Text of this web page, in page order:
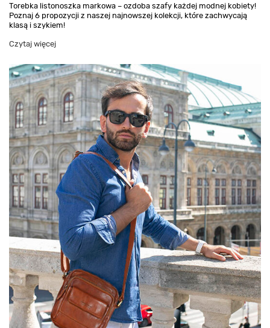
Torebka listonoszka markowa – ozdoba szafy każdej modnej kobiety!
Poznaj 6 propozycji z naszej najnowszej kolekcji, które zachwycają
klasą i szykiem!
Czytaj więcej